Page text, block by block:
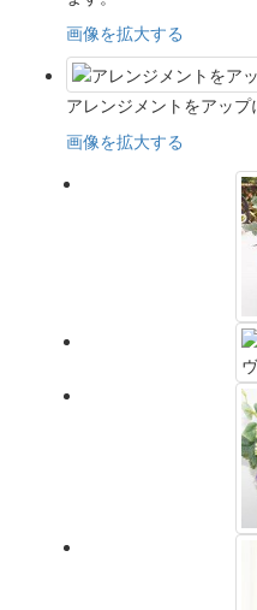
画像を拡大する
アレンジメントをアップ
画像を拡大する